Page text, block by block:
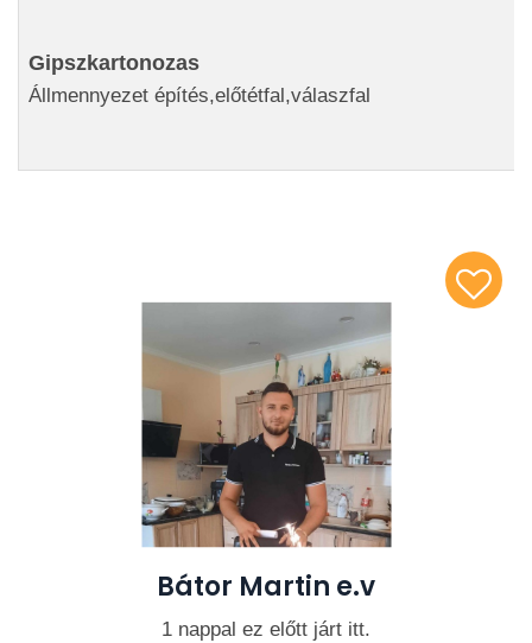
Gipszkartonozas
Állmennyezet építés,előtétfal,válaszfal
Bátor Martin e.v
1 nappal ez előtt járt itt.